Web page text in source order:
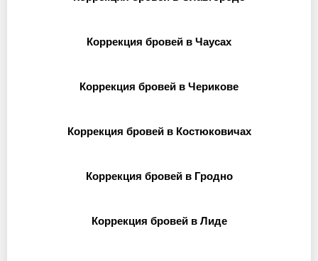
Коррекция бровей в Чаусах
Коррекция бровей в Черикове
Коррекция бровей в Костюковичах
Коррекция бровей в Гродно
Коррекция бровей в Лиде